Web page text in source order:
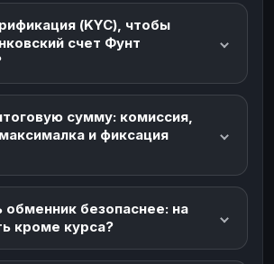
(KYC), чтобы
счет Фунт
сумму: комиссия,
и фиксация
обменник безопаснее: на
кроме курса?